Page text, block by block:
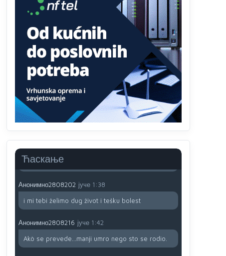
Ћаскање
Drzi pod kontrolom tri stvari jezik,karakter i
ponasanje...Uzivotu brani tri stvari:cast,prijatelja i
zivota iskljuci tri stvari uvredu,neznanje
zavist.Sve dok si ziv gaji tri stvari
dobrotu,pamet i prijateljstvo!!
Анонимно2806721 јуче 12:39
791 BiH nije priznala Kosovo kao nezavisnu
državu jer genocidna tvorevina pravi smetnju a
recimo Srbija je davno
priznala.Na svakom
proizvodu iz Srbije stoji -uvoznik za Kosovo
Анонимно2806721 јуче 12:45
Sve i da se nekim čudom vojska Srbije "vrati" na
koga da brani? A imamo vojsku Kosova kojoj
želimo svako dobro i da se što bolje opreme
Анонимно2808202 јуче 1:38
i mi tebi želimo dug život i tešku bolest
Анонимно2808216 јуче 1:42
Akò se prevede...manji umro nego sto se rodio.